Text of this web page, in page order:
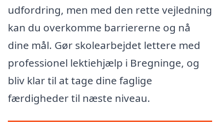
udfordring, men med den rette vejledning
kan du overkomme barriererne og nå
dine mål. Gør skolearbejdet lettere med
professionel lektiehjælp i Bregninge, og
bliv klar til at tage dine faglige
færdigheder til næste niveau.